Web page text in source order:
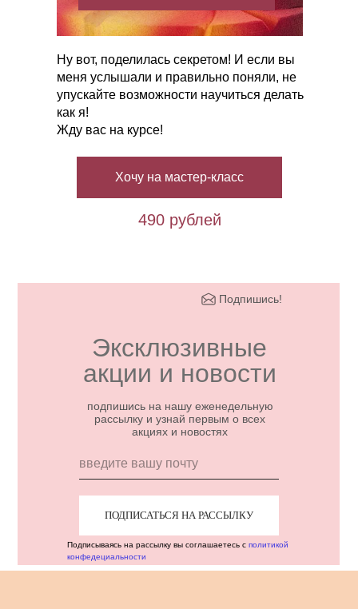
Ну вот, поделилась секретом! И если вы
меня услышали и правильно поняли, не
упускайте возможности научиться делать
как я!
Жду вас на курсе!
Хочу на мастер-класс
490 рублей
Эксклюзивные
акции и новости
ПОДПИСАТЬСЯ НА РАССЫЛКУ
подпишись на нашу еженедельную
рассылку и узнай первым о всех
акциях и новостях
Подпишись!
Подписываясь на рассылку вы соглашаетесь с политикой
конфедециальности